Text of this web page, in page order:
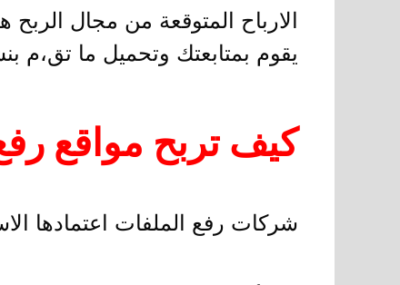
الارباح المتوقعة من مجال الربح
يقوم بمتابعتك وتحميل ما تق،م
كيف تربح مواقع
شركات رفع الملفات اعتمادها